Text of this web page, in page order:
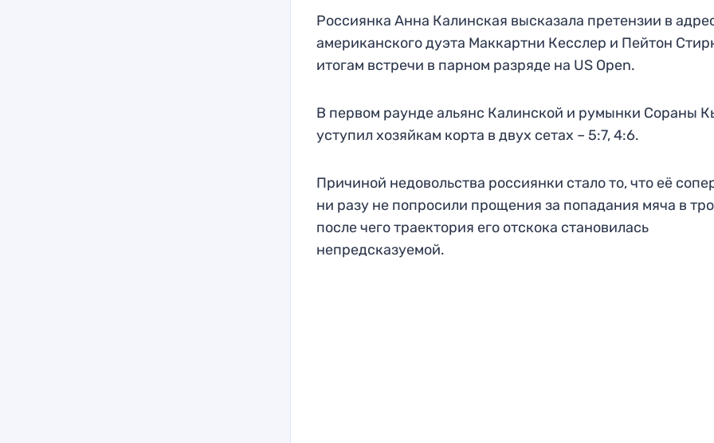
Россиянка Анна Калинская высказала претензии в
американского дуэта Маккартни Кесслер и Пейтон
итогам встречи в парном разряде на US Open.
В первом раунде альянс Калинской и румынки Сораны
уступил хозяйкам корта в двух сетах – 5:7, 4:6.
Причиной недовольства россиянки стало то, что её
ни разу не попросили прощения за попадания мяча в
после чего траектория его отскока становилась
непредсказуемой.